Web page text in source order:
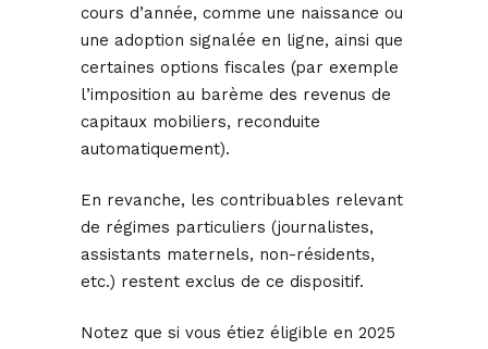
cours d’année, comme une naissance ou
une adoption signalée en ligne, ainsi que
certaines options fiscales (par exemple
l’imposition au barème des revenus de
capitaux mobiliers, reconduite
automatiquement).
En revanche, les contribuables relevant
de régimes particuliers (journalistes,
assistants maternels, non-résidents,
etc.) restent exclus de ce dispositif.
Notez que si vous étiez éligible en 2025